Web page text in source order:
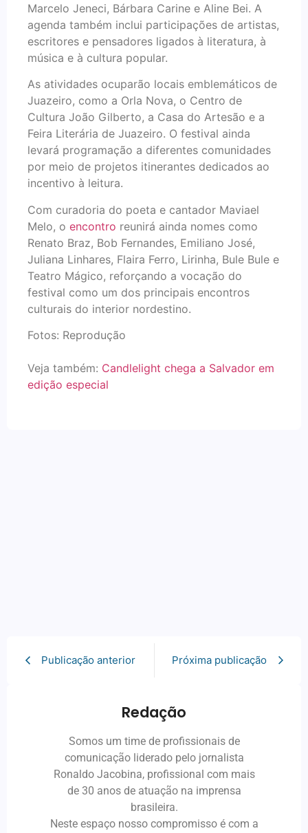
Marcelo Jeneci, Bárbara Carine e Aline Bei. A
agenda também inclui participações de artistas,
escritores e pensadores ligados à literatura, à
música e à cultura popular.
As atividades ocuparão locais emblemáticos de
Juazeiro, como a Orla Nova, o Centro de
Cultura João Gilberto, a Casa do Artesão e a
Feira Literária de Juazeiro. O festival ainda
levará programação a diferentes comunidades
por meio de projetos itinerantes dedicados ao
incentivo à leitura.
Com curadoria do poeta e cantador Maviael
Melo, o encontro reunirá ainda nomes como
Renato Braz, Bob Fernandes, Emiliano José,
Juliana Linhares, Flaira Ferro, Lirinha, Bule Bule e
Teatro Mágico, reforçando a vocação do
festival como um dos principais encontros
culturais do interior nordestino.
Fotos: Reprodução
Veja também: Candlelight chega a Salvador em
edição especial
Publicação anterior Próxima publicação
Redação
Somos um time de profissionais de
comunicação liderado pelo jornalista
Ronaldo Jacobina, profissional com mais
de 30 anos de atuação na imprensa
brasileira.
Neste espaço nosso compromisso é com a